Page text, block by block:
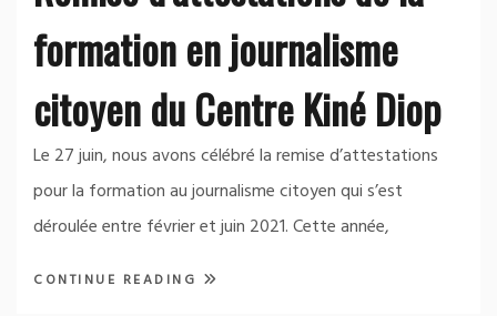
formation en journalisme
citoyen du Centre Kiné Diop
Le 27 juin, nous avons célébré la remise d’attestations
pour la formation au journalisme citoyen qui s’est
déroulée entre février et juin 2021. Cette année,
CONTINUE READING